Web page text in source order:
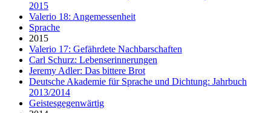
2015
Valerio 18: Angemessenheit
Sprache
2015
Valerio 17: Gefährdete Nachbarschaften
Carl Schurz: Lebenserinnerungen
Jeremy Adler: Das bittere Brot
Deutsche Akademie für Sprache und Dichtung: Jahrbuch
2013/2014
Geistesgegenwärtig